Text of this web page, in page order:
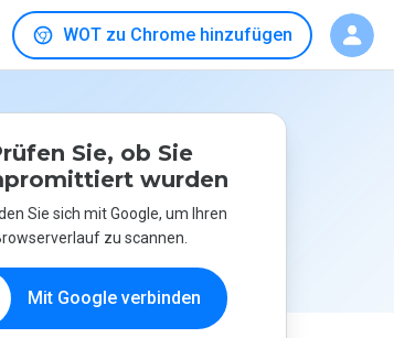
WOT zu Chrome hinzufügen
Sie, ob Sie
wurden
Sie sich mit Google, um Ihren
zu scannen.
Mit Google verbinden